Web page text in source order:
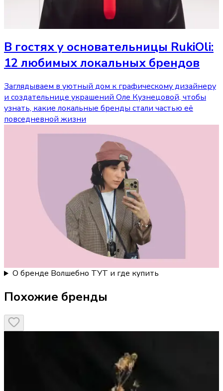
В гостях у основательницы RukiOli:
12 любимых локальных брендов
Заглядываем в уютный дом к графическому дизайнеру
и создательнице украшений Оле Кузнецовой, чтобы
узнать, какие локальные бренды стали частью её
повседневной жизни
О бренде Волшебно ТУТ и где купить
Похожие бренды